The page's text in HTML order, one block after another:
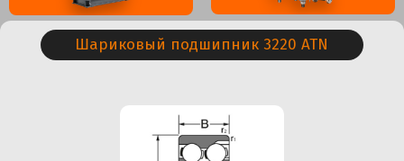
Шариковый подшипник 3220 ATN